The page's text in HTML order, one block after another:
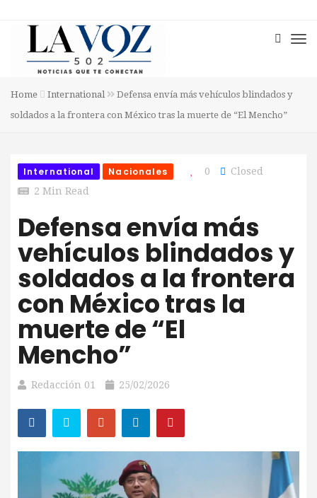
Home International
Defensa envía más vehículos blindados y
soldados a la frontera con México tras la muerte de “El Mencho”
International Nacionales 0
Closed
2 Min Read
Defensa envía más
vehículos blindados y
soldados a la frontera
con México tras la
muerte de “El
Mencho”
Redacción 01 25/02/2026